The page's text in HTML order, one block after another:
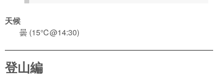
天候
曇 (15℃@14:30)
登山編